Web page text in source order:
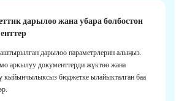
дарылоо жана убара болбостон
дарылоо параметрлерин алыңыз.
аркылуу документтерди жүктөө жана
кыйынчылыксыз бюджетке ылайыкталган баа